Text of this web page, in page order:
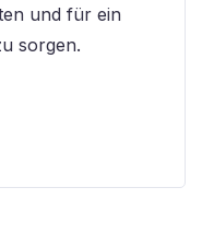
und für ein
sorgen.